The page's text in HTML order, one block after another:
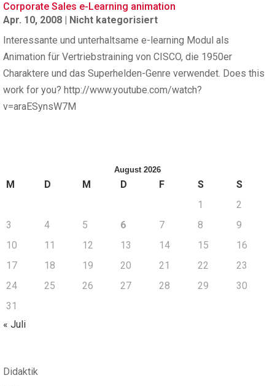
Corporate Sales e-Learning animation
Apr. 10, 2008 | Nicht kategorisiert
Interessante und unterhaltsame e-learning Modul als
Animation für Vertriebstraining von CISCO, die 1950er
Charaktere und das Superhelden-Genre verwendet. Does this
work for you? http://www.youtube.com/watch?
v=araESynsW7M
August 2026
M D M D F S
S
1
2
3
4 5 6 7 8
9
10
11 12 13 14 15
16
17
18 19 20 21 22
23
24
25 26 27 28 29
30
31
« Juli
Didaktik